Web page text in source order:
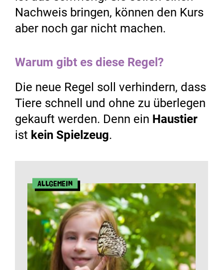
Nachweis bringen, können den Kurs
aber noch gar nicht machen.
Warum gibt es diese Regel?
Die neue Regel soll verhindern, dass
Tiere schnell und ohne zu überlegen
gekauft werden. Denn ein Haustier
ist kein Spielzeug.
Allgemein